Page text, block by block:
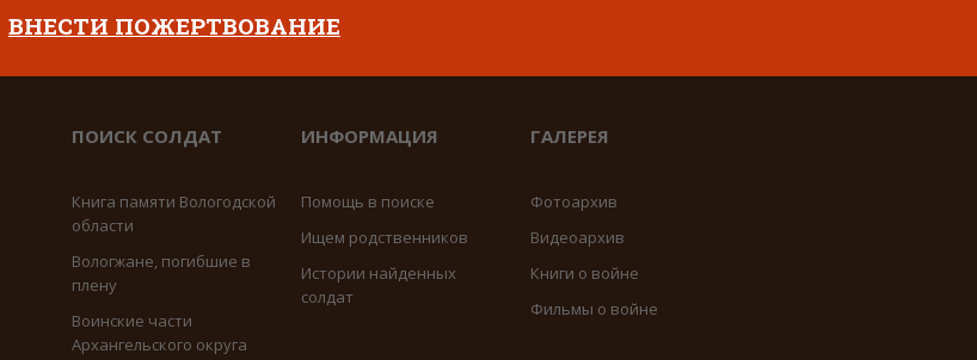
ВНЕСТИ ПОЖЕРТВОВАНИЕ
ПОИСК СОЛДАТ
Книга памяти Вологодской
области
Вологжане, погибшие в
плену
Воинские части
Архангельского округа
ИНФОРМАЦИЯ
Помощь в поиске
Ищем родственников
Истории найденных
солдат
ГАЛЕРЕЯ
Фотоархив
Видеоархив
Книги о войне
Фильмы о войне